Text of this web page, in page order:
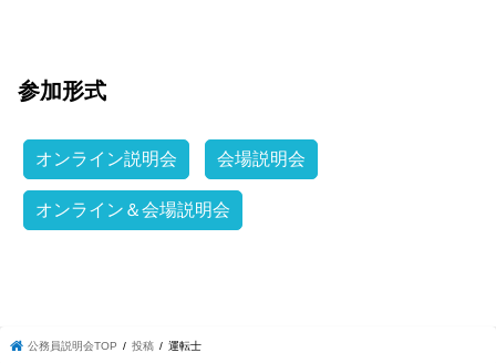
参加形式
オンライン説明会 会場説明会
オンライン＆会場説明会
公務員説明会TOP 投稿 運転士